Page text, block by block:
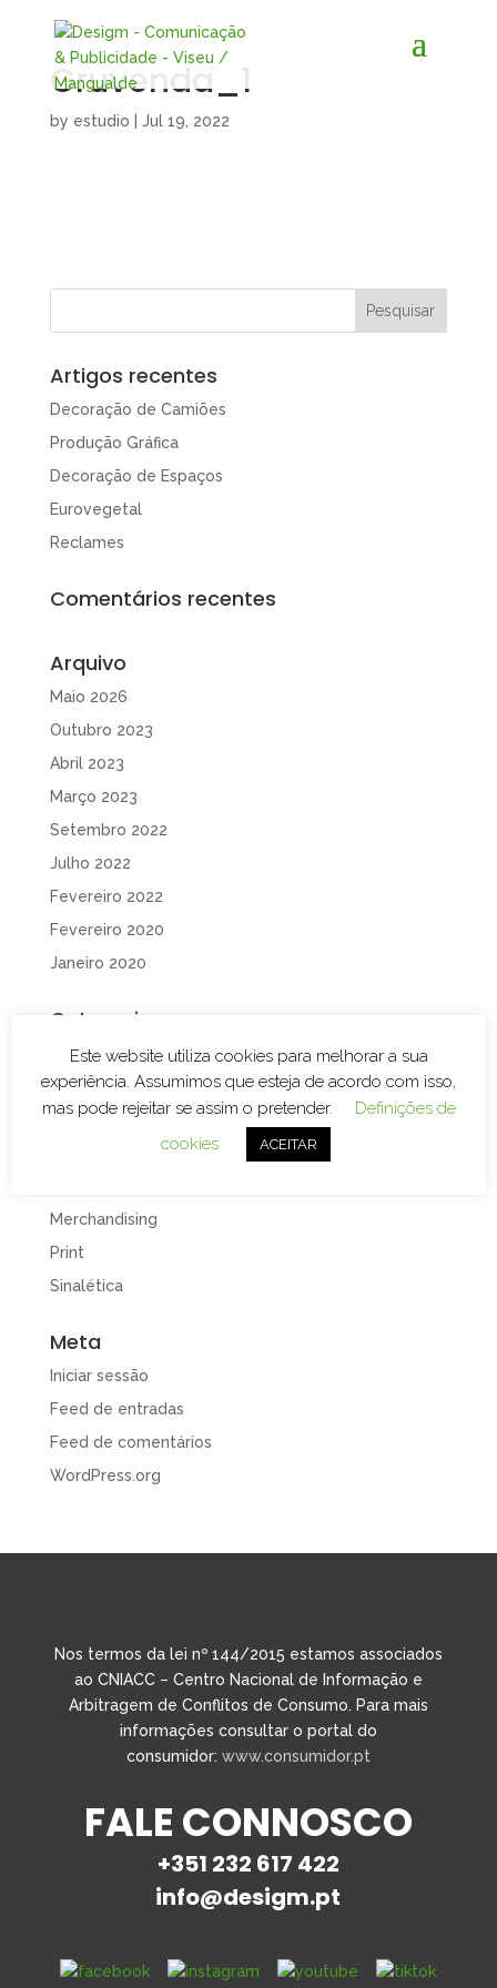
Gruvenda_1
by estudio Jul 19, 2022
Artigos recentes
Decoração de Camiões
Produção Gráfica
Decoração de Espaços
Eurovegetal
Reclames
Comentários recentes
Arquivo
Maio 2026
Outubro 2023
Abril 2023
Março 2023
Setembro 2022
Julho 2022
Fevereiro 2022
Fevereiro 2020
Janeiro 2020
Categorias
Branding
Decoração de Espaços
Decoração de Viaturas
Design e Publicidade
Merchandising
Print
Sinalética
Meta
Iniciar sessão
Feed de entradas
Feed de comentários
WordPress.org
Nos termos da lei nº 144/2015 estamos associados
ao CNIACC – Centro Nacional de Informação e
Arbitragem de Conflitos de Consumo. Para mais
informações consultar o portal do
consumidor: www.consumidor.pt
FALE CONNOSCO
+351 232 617 422
info@desigm.pt
Este website utiliza cookies para melhorar a sua
experiência. Assumimos que esteja de acordo com isso,
mas pode rejeitar se assim o pretender.
Definições de
cookies
ACEITAR